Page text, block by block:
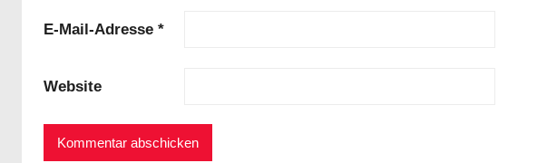
E-Mail-Adresse *
Website